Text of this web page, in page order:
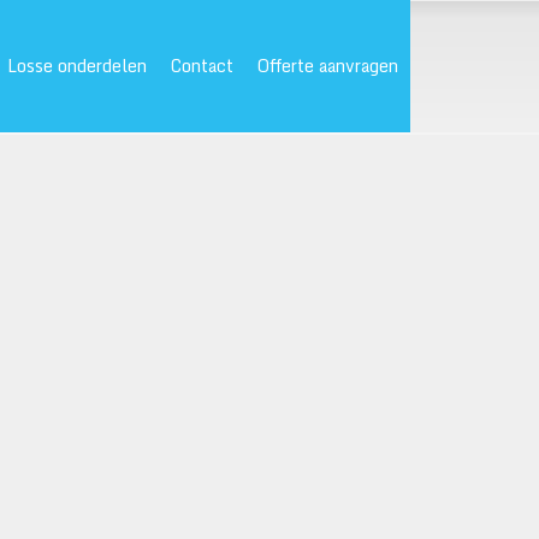
Losse onderdelen Contact Offerte aanvragen